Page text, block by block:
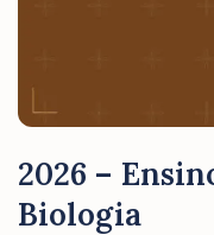
2026 –
Biologia